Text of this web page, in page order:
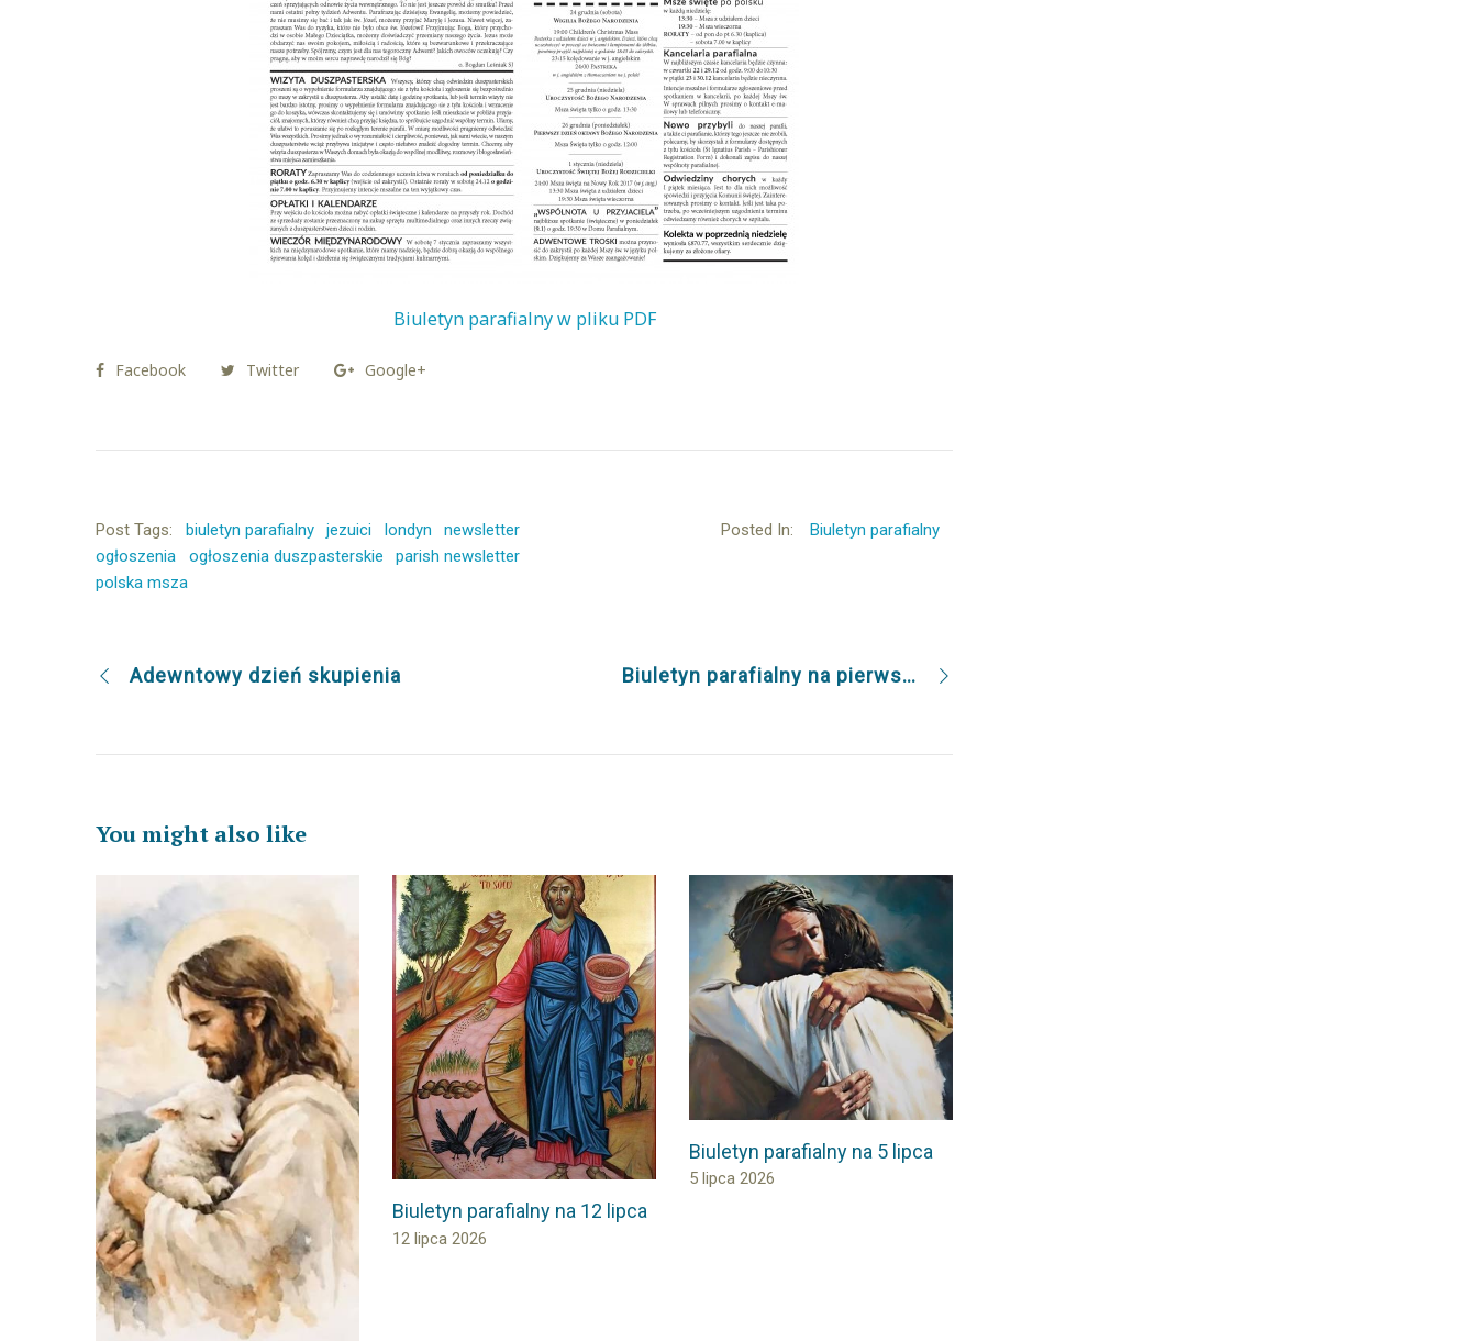
Biuletyn parafialny w pliku PDF
Facebook Twitter Google+
Post Tags: biuletyn parafialny jezuici londyn
newsletter
ogłoszenia
ogłoszenia duszpasterskie
parish newsletter
polska msza
Posted In: Biuletyn parafialny
Adewntowy dzień skupienia Biuletyn parafialny na pierwszą niedzielę roku 1.1.2017
You might also like
Biuletyn parafialny na 12 lipca
12 lipca 2026
Biuletyn parafialny na 5 lipca
5 lipca 2026